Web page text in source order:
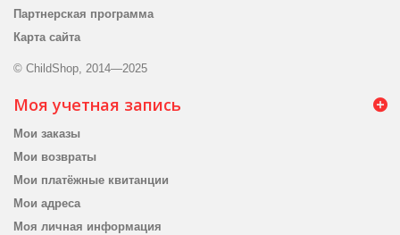
Партнерская программа
Карта сайта
© ChildShop, 2014—2025
Моя учетная запись
Мои заказы
Мои возвраты
Мои платёжные квитанции
Мои адреса
Моя личная информация